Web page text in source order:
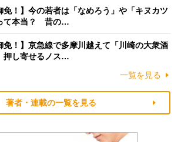
免！】今の若者は「なめろう」や「キヌカツ
て本当？ 昔の…
免！】京急線で多摩川越えて「川崎の大衆酒
し寄せるノス…
一覧を見る
著者・連載の一覧を見る